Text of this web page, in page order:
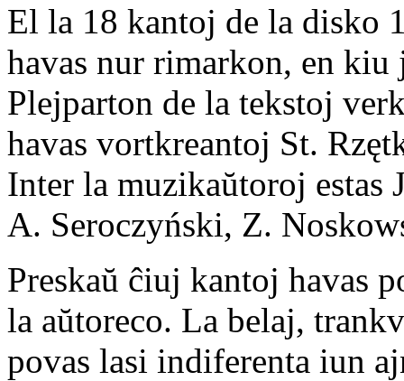
El la 18 kantoj de la disko
havas nur rimarkon, en
Plejparton de la tekstoj
havas vortkreantoj St.
Inter la muzikaŭtoroj estas
A. Seroczyński, Z.
Preskaŭ ĉiuj kantoj havas
la aŭtoreco. La belaj,
povas lasi indiferenta iun